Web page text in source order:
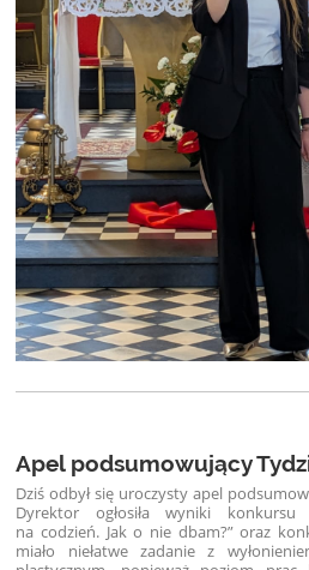
Apel podsumowujący
Dziś odbył się uroczysty apel
Dyrektor ogłosiła wyniki
na codzień. Jak o nie dbam?” oraz
miało niełatwe zadanie z